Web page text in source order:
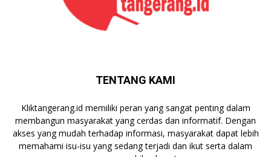
TENTANG KAMI
Kliktangerang.id memiliki peran yang sangat penting dalam
membangun masyarakat yang cerdas dan informatif. Dengan
akses yang mudah terhadap informasi, masyarakat dapat lebih
memahami isu-isu yang sedang terjadi dan ikut serta dalam